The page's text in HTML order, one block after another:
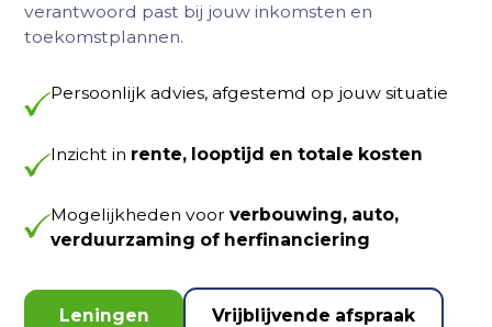
verantwoord past bij jouw inkomsten en
toekomstplannen.
Persoonlijk advies, afgestemd op jouw situatie
Inzicht in rente, looptijd en totale kosten
Mogelijkheden voor verbouwing, auto,
verduurzaming of herfinanciering
Leningen Vrijblijvende afspraak